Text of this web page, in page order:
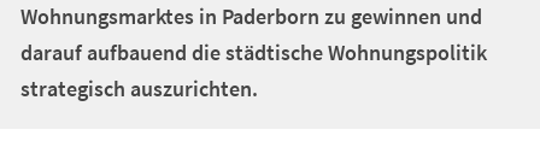
Wohnungsmarktes in Paderborn zu gewinnen und
darauf aufbauend die städtische Wohnungspolitik
strategisch auszurichten.